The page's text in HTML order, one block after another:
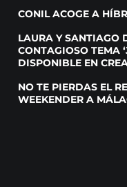
CONIL ACOGE A
LAURA Y SANTIAGO
CONTAGIOSO TEMA
DISPONIBLE EN
NO TE PIERDAS EL
WEEKENDER A